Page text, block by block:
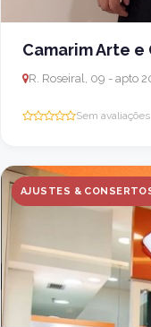
Camarim Arte e
Sem avaliações
AJUSTES &